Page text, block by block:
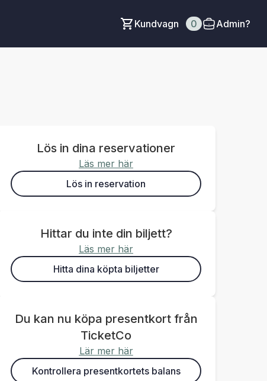
Kundvagn 0 Admin?
Lös in dina reservationer
Läs mer här
Lös in reservation
Hittar du inte din biljett?
Läs mer här
Hitta dina köpta biljetter
Du kan nu köpa presentkort från
TicketCo
Lär mer här
Kontrollera presentkortets balans